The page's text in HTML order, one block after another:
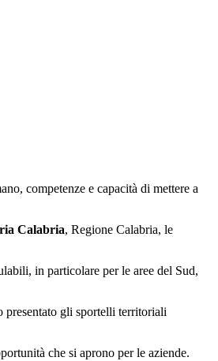
competenze e capacità di mettere a
Calabria, Regione Calabria, le
in particolare per le aree del Sud,
presentato gli sportelli territoriali
che si aprono per le aziende.